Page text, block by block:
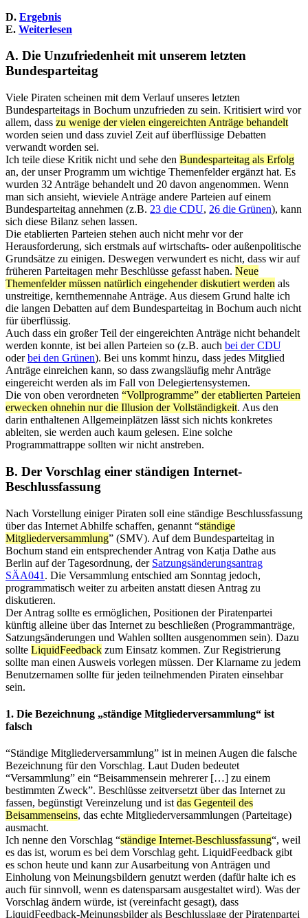
D. Ergebnis
E. Weiterlesen
A. Die Unzufriedenheit mit unserem letzten
Bundesparteitag
Viele Piraten scheinen mit dem Verlauf unseres letzten
Bundesparteitags in Bochum unzufrieden zu sein. Kritisiert wird vor
allem, dass zu wenige der vielen eingereichten Anträge behandelt
worden seien und dass zuviel Zeit auf überflüssige Debatten
verwandt worden sei.
Ich teile diese Kritik nicht und sehe den Bundesparteitag als Erfolg
an, der unser Programm um wichtige Themenfelder ergänzt hat. Es
wurden 32 Anträge behandelt und 20 davon angenommen. Wenn
man sich ansieht, wieviele Anträge andere Parteien auf einem
Bundesparteitag annehmen (z.B. 23 die CDU, 26 die Grünen), kann
sich diese Bilanz sehen lassen.
Die etablierten Parteien stehen auch nicht mehr vor der
Herausforderung, sich erstmals auf wirtschafts- oder außenpolitische
Grundsätze zu einigen. Deswegen verwundert es nicht, dass wir auf
früheren Parteitagen mehr Beschlüsse gefasst haben. Neue
Themenfelder müssen natürlich eingehender diskutiert werden als
unstreitige, kernthemennahe Anträge. Aus diesem Grund halte ich
die langen Debatten auf dem Bundesparteitag in Bochum auch nicht
für überflüssig.
Auch dass ein großer Teil der eingereichten Anträge nicht behandelt
werden konnte, ist bei allen Parteien so (z.B. auch bei der CDU
oderbei den Grünen). Bei uns kommt hinzu, dass jedes Mitglied
Anträge einreichen kann, so dass zwangsläufig mehr Anträge
eingereicht werden als im Fall von Delegiertensystemen.
Die von oben verordneten “Vollprogramme” der etablierten Parteien
erwecken ohnehin nur die Illusion der Vollständigkeit. Aus den
darin enthaltenen Allgemeinplätzen lässt sich nichts konkretes
ableiten, sie werden auch kaum gelesen. Eine solche
Programmattrappe sollten wir nicht anstreben.
B. Der Vorschlag einer ständigen Internet-
Beschlussfassung
Nach Vorstellung einiger Piraten soll eine ständige Beschlussfassung
über das Internet Abhilfe schaffen, genannt “ständige
Mitgliederversammlung” (SMV). Auf dem Bundesparteitag in
Bochum stand ein entsprechender Antrag von Katja Dathe aus
Berlin auf der Tagesordnung, der Satzungsänderungsantrag
SÄA041 . Die Versammlung entschied am Sonntag jedoch,
programmatisch weiter zu arbeiten anstatt diesen Antrag zu
diskutieren.
Der Antrag sollte es ermöglichen, Positionen der Piratenpartei
künftig alleine über das Internet zu beschließen (Programmanträge,
Satzungsänderungen und Wahlen sollten ausgenommen sein). Dazu
sollte LiquidFeedback zum Einsatz kommen. Zur Registrierung
sollte man einen Ausweis vorlegen müssen. Der Klarname zu jedem
Benutzernamen sollte für jeden teilnehmenden Piraten einsehbar
sein.
1. Die Bezeichnung „ständige Mitgliederversammlung“ ist
falsch
“Ständige Mitgliederversammlung” ist in meinen Augen die falsche
Bezeichnung für den Vorschlag. Laut Duden bedeutet
“Versammlung” ein “Beisammensein mehrerer […] zu einem
bestimmten Zweck”. Beschlüsse zeitversetzt über das Internet zu
fassen, begünstigt Vereinzelung und ist das Gegenteil des
Beisammenseins, das echte Mitgliederversammlungen (Parteitage)
ausmacht.
Ich nenne den Vorschlag “ständige Internet-Beschlussfassung“, weil
es das ist, worum es bei dem Vorschlag geht. LiquidFeedback gibt
es schon heute und kann zur Ausarbeitung von Anträgen und
Einholung von Meinungsbildern genutzt werden (dafür halte ich es
auch für sinnvoll, wenn es datensparsam ausgestaltet wird). Was der
Vorschlag ändern würde, ist (vereinfacht gesagt), dass
LiquidFeedback-Meinungsbilder als Beschlusslage der Piratenpartei